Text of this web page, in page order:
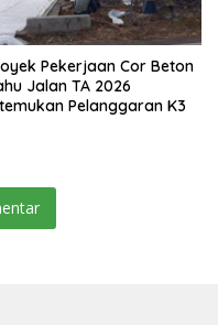
Pekerjaan Cor Beton
Jalan TA 2026
Pelanggaran K3